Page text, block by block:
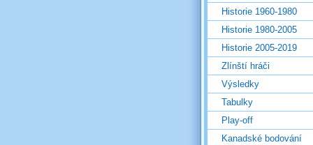
Historie 1960-1980
Historie 1980-2005
Historie 2005-2019
Zlínští hráči
Výsledky
Tabulky
Play-off
Kanadské bodování